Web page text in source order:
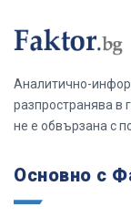
Аналитично-
разпространява в
не е обвързана с
Основно с